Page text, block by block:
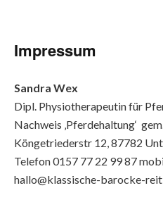
Impressum
Sandra Wex
Dipl. Physiotherapeutin für
Nachweis ‚Pferdehaltung‘
Köngetriederstr 12, 87782
Telefon 0157 77 22 99 87
hallo@klassische-barocke-